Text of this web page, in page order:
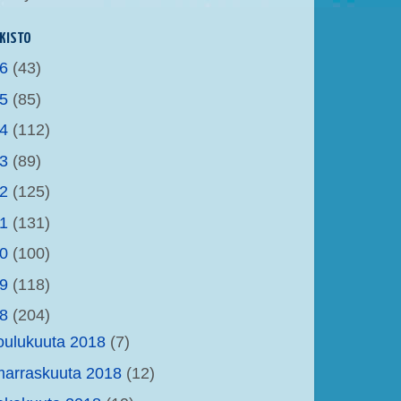
(43)
(85)
(112)
(89)
(125)
(131)
(100)
(118)
(204)
2018 (7)
2018 (12)